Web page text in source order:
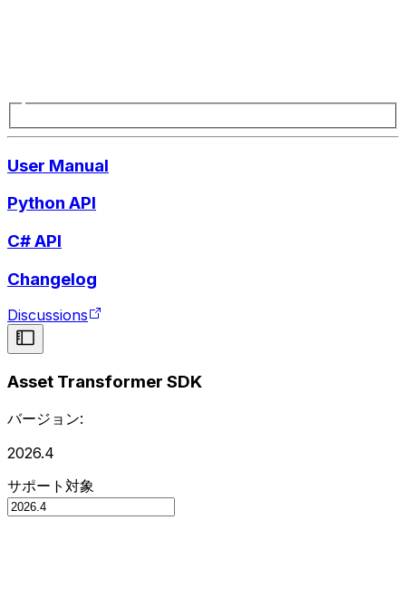
User Manual
Python API
C# API
Changelog
Discussions
Asset Transformer SDK
バージョン:
2026.4
サポート対象